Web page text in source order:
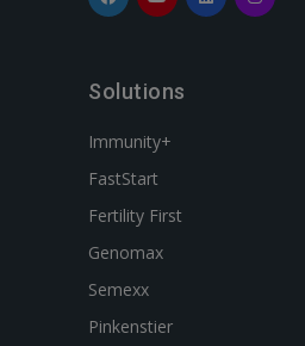
Solutions
Immunity+
FastStart
Fertility First
Genomax
Semexx
Pinkenstier